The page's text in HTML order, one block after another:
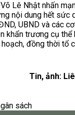
Lê Nhật nhấn
nội dung hết sức
UBND và các
khẩn trương cụ thể
đồng thời tổ
Tin, ảnh:
sách